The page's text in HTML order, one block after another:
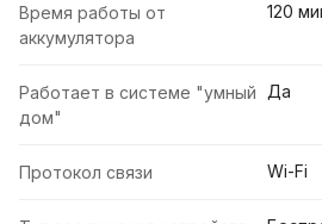
Время работы от
аккумулятора
120
Работает в системе "умный
дом"
Да
Протокол связи Wi-Fi